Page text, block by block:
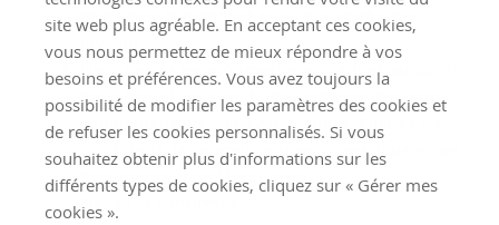
site web plus agréable. En acceptant ces cookies,
vous nous permettez de mieux répondre à vos
besoins et préférences. Vous avez toujours la
possibilité de modifier les paramètres des cookies et
de refuser les cookies personnalisés. Si vous
souhaitez obtenir plus d'informations sur les
différents types de cookies, cliquez sur « Gérer mes
cookies ».
choisissez le montant que vous souhaitez
investir.
Lisez toutes les informations relatives au fonds
dans lequel vous souhaitez acheter des parts
supplémentaires. Lisez le résumé. Cochez les
conditions, la communication numérique et les
documents complémentaires.
Signez et confirmez.